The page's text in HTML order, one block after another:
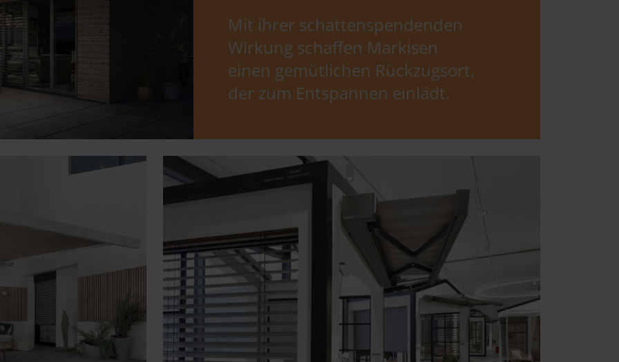
Mit ihrer schattenspendenden
Wirkung schaffen Markisen
einen gemütlichen Rückzugsort,
der zum Entspannen einlädt.